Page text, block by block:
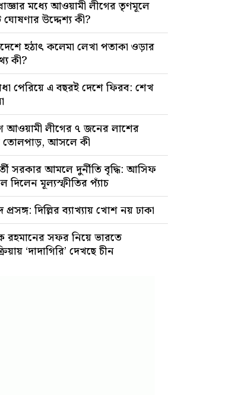
মধ্যে আওয়ামী লীগের তৃণমূলে
ঘোষণার উদ্দেশ্য কী?
হঠাৎ কলেমা লেখা পতাকা ওড়ার
কী?
পেরিয়ে এ বছরই দেশে ফিরব: শেখ
আওয়ামী লীগের ৭ জনের লাশের
তোলপাড়, আসলে কী
সরকার আমলে দুর্নীতি বৃদ্ধি: আসিফ
মূল্যস্ফীতির প্যাঁচ
প্রসঙ্গ: দিল্লির ব্যাখ্যায় খোশ নয় ঢাকা
রহমানের সফর নিয়ে ভারতে
‘দাদাগিরি’ দেখছে চীন